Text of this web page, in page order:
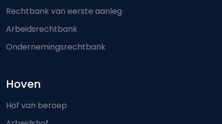
Rechtbank van eerste aanleg
Arbeidsrechtbank
Ondernemingsrechtbank
Hoven
Hof van beroep